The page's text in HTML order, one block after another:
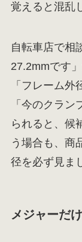
覚えると混乱
自転車店で相
27.2mmです
「フレーム外
「今のクラ
られると、候
う場合も、商
径を必ず見ま
メジャーだ